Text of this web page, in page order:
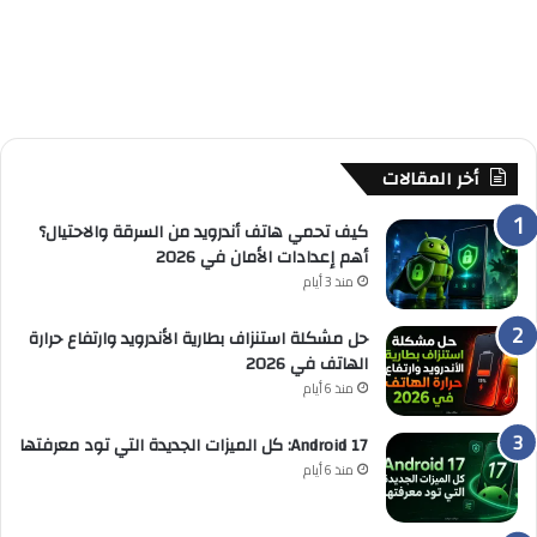
أخر المقالات
كيف تحمي هاتف أندرويد من السرقة والاحتيال؟
أهم إعدادات الأمان في 2026
منذ 3 أيام
حل مشكلة استنزاف بطارية الأندرويد وارتفاع حرارة
الهاتف في 2026
منذ 6 أيام
Android 17: كل الميزات الجديدة التي تود معرفتها
منذ 6 أيام